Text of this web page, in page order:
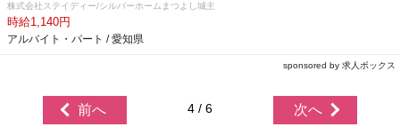
株式会社ステイディー/シルバーホームまつよし城主
時給1,140円
アルバイト・パート / 愛知県
sponsored by 求人ボックス
前へ 4 / 6 次へ